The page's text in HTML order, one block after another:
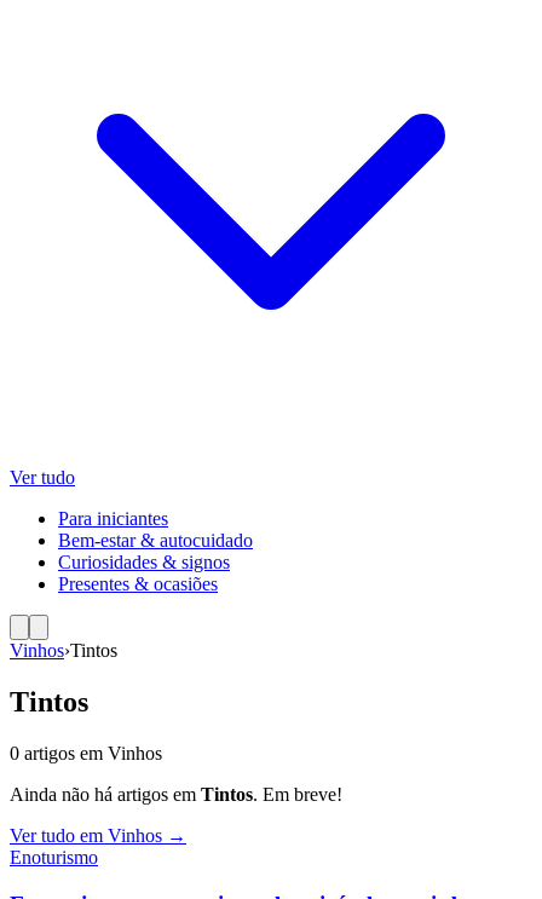
Ver tudo
Para iniciantes
Bem-estar & autocuidado
Curiosidades & signos
Presentes & ocasiões
Vinhos›Tintos
Tintos
0 artigos em Vinhos
Ainda não há artigos em Tintos. Em breve!
Ver tudo em Vinhos →
Enoturismo